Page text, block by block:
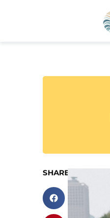
SHARE